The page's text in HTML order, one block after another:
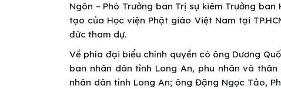
Ngôn – Phó Trưởng ban Trị sự kiêm Trưởng
tạo của Học viện Phật giáo Việt Nam tại
đức tham dự.
Về phía đại biểu chính quyền có ông Dương
ban nhân dân tỉnh Long An, phu nhân và
nhân dân tỉnh Long An; ông Đặng Ngọc Tảo,